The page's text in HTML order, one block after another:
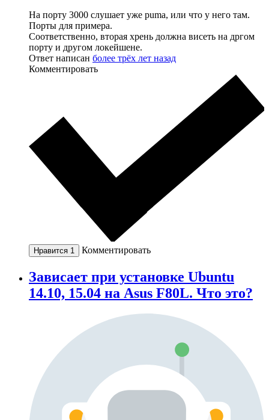
На порту 3000 слушает уже puma, или что у него там.
Порты для примера.
Соответственно, вторая хрень должна висеть на дргом
порту и другом локейшене.
Ответ написан более трёх лет назад
Комментировать
Нравится 1 Комментировать
Зависает при установке Ubuntu
14.10, 15.04 на Asus F80L. Что это?